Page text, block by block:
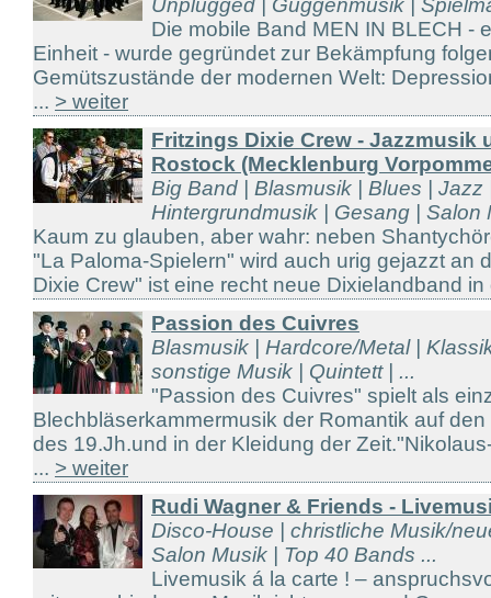
Unplugged | Guggenmusik |
Die mobile Band MEN IN BLECH -
Einheit - wurde gegründet zur Bekämpfung
Gemütszustände der modernen Welt:
... > weiter
Fritzings Dixie Crew - Jazzmusik
Rostock (Mecklenburg
Big Band | Blasmusik | Blues | Jazz
Hintergrundmusik | Gesang | Salon
Kaum zu glauben, aber wahr: neben
"La Paloma-Spielern" wird auch urig gejazzt an
Dixie Crew" ist eine recht neue Dixielandband
Passion des Cuivres
Blasmusik | Hardcore/Metal |
sonstige Musik | Quintett | ...
"Passion des Cuivres" spielt als
Blechbläserkammermusik der Romantik auf
des 19.Jh.und in der Kleidung der
... > weiter
Rudi Wagner & Friends -
Disco-House | christliche Musik/
Salon Musik | Top 40 Bands ...
Livemusik á la carte ! –